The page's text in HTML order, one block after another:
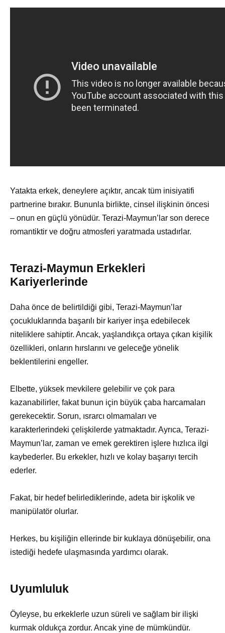
Yatakta erkek, deneylere açıktır, ancak tüm inisiyatifi
partnerine bırakır. Bununla birlikte, cinsel ilişkinin öncesi
– onun en güçlü yönüdür. Terazi-Maymun’lar son derece
romantiktir ve doğru atmosferi yaratmada ustadırlar.
Terazi-Maymun Erkekleri
Kariyerlerinde
Daha önce de belirtildiği gibi, Terazi-Maymun’lar
çocukluklarında başarılı bir kariyer inşa edebilecek
niteliklere sahiptir. Ancak, yaşlandıkça ortaya çıkan kişilik
özellikleri, onların hırslarını ve geleceğe yönelik
beklentilerini engeller.
Elbette, yüksek mevkilere gelebilir ve çok para
kazanabilirler, fakat bunun için büyük çaba harcamaları
gerekecektir. Sorun, ısrarcı olmamaları ve
karakterlerindeki çelişkilerde yatmaktadır. Ayrıca, Terazi-
Maymun’lar, zaman ve emek gerektiren işlere hızlıca ilgi
kaybederler. Bu erkekler, hızlı ve kolay başarıyı tercih
ederler.
Fakat, bir hedef belirlediklerinde, adeta bir işkolik ve
manipülatör olurlar.
Herkes, bu kişiliğin ellerinde bir kuklaya dönüşebilir, ona
istediği hedefe ulaşmasında yardımcı olarak.
Uyumluluk
Öyleyse, bu erkeklerle uzun süreli ve sağlam bir ilişki
kurmak oldukça zordur. Ancak yine de mümkündür.